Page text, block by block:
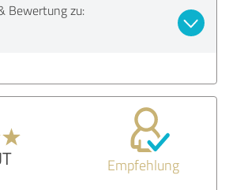
Bewertung zu:
Empfehlung